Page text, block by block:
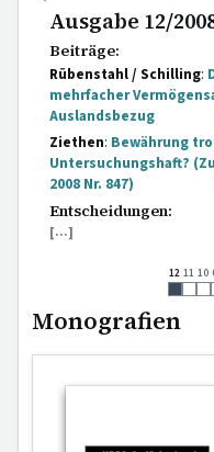
12 11 10
Ausgabe 12/
Beiträge:
Rübenstahl / Schilling:
mehrfacher
Auslandsbezug
Ziethen: Bewährung
Untersuchungshaft?
2008 Nr. 847)
Entscheidungen:
[...]
Monografien